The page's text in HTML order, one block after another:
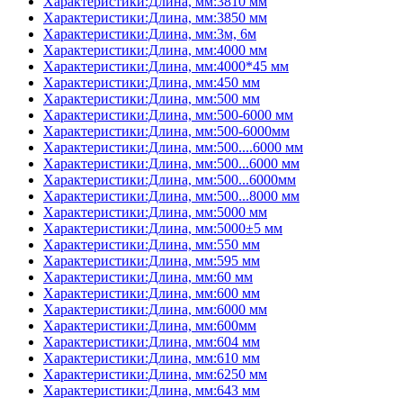
Характеристики:Длина, мм:3850 мм
Характеристики:Длина, мм:3м, 6м
Характеристики:Длина, мм:4000 мм
Характеристики:Длина, мм:4000*45 мм
Характеристики:Длина, мм:450 мм
Характеристики:Длина, мм:500 мм
Характеристики:Длина, мм:500-6000 мм
Характеристики:Длина, мм:500-6000мм
Характеристики:Длина, мм:500....6000 мм
Характеристики:Длина, мм:500...6000 мм
Характеристики:Длина, мм:500...6000мм
Характеристики:Длина, мм:500...8000 мм
Характеристики:Длина, мм:5000 мм
Характеристики:Длина, мм:5000±5 мм
Характеристики:Длина, мм:550 мм
Характеристики:Длина, мм:595 мм
Характеристики:Длина, мм:60 мм
Характеристики:Длина, мм:600 мм
Характеристики:Длина, мм:6000 мм
Характеристики:Длина, мм:600мм
Характеристики:Длина, мм:604 мм
Характеристики:Длина, мм:610 мм
Характеристики:Длина, мм:6250 мм
Характеристики:Длина, мм:643 мм